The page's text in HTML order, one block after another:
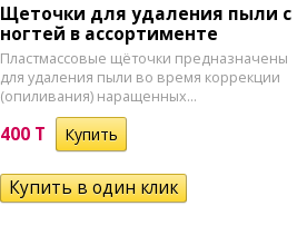
Щеточки для удаления пыли с
ногтей в ассортименте
​Пластмассовые щёточки предназначены
для удаления пыли во время коррекции
(опиливания) наращенных...
400 T